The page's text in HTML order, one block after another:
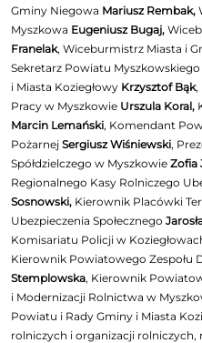
Gminy Niegowa Mariusz Rembak,
Myszkowa Eugeniusz Bugaj,
Franelak, Wiceburmistrz Miasta i
Sekretarz Powiatu Myszkowskiego
i Miasta Koziegłowy Krzysztof Bąk,
Pracy w Myszkowie Urszula Koral,
Marcin Lemański, Komendant
PożarnejSergiusz Wiśniewski,
Spółdzielczego w MyszkowieZofia
Regionalnego Kasy Rolniczego
Sosnowski, Kierownik Placówki
Ubezpieczenia Społecznego
Komisariatu Policji w
Kierownik Powiatowego Zespołu
Stemplowska, Kierownik
i Modernizacji Rolnictwa w
Powiatu i Rady Gminy i Miasta
rolniczych i organizacji rolniczych,